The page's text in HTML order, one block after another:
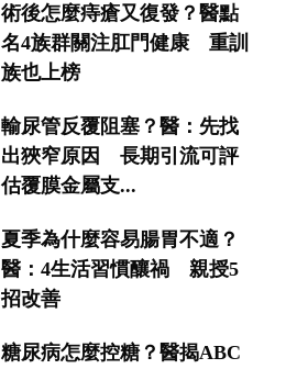
術後怎麼痔瘡又復發？醫點
名4族群關注肛門健康 重訓
族也上榜
輸尿管反覆阻塞？醫：先找
出狹窄原因 長期引流可評
估覆膜金屬支...
夏季為什麼容易腸胃不適？
醫：4生活習慣釀禍 親授5
招改善
糖尿病怎麼控糖？醫揭ABC